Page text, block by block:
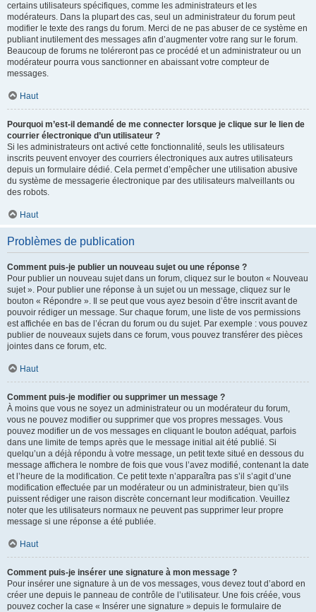
certains utilisateurs spécifiques, comme les administrateurs et les
modérateurs. Dans la plupart des cas, seul un administrateur du forum peut
modifier le texte des rangs du forum. Merci de ne pas abuser de ce système en
publiant inutilement des messages afin d’augmenter votre rang sur le forum.
Beaucoup de forums ne toléreront pas ce procédé et un administrateur ou un
modérateur pourra vous sanctionner en abaissant votre compteur de
messages.
Haut
Pourquoi m’est-il demandé de me connecter lorsque je clique sur le lien de
courrier électronique d’un utilisateur ?
Si les administrateurs ont activé cette fonctionnalité, seuls les utilisateurs
inscrits peuvent envoyer des courriers électroniques aux autres utilisateurs
depuis un formulaire dédié. Cela permet d’empêcher une utilisation abusive
du système de messagerie électronique par des utilisateurs malveillants ou
des robots.
Haut
Problèmes de publication
Comment puis-je publier un nouveau sujet ou une réponse ?
Pour publier un nouveau sujet dans un forum, cliquez sur le bouton « Nouveau
sujet ». Pour publier une réponse à un sujet ou un message, cliquez sur le
bouton « Répondre ». Il se peut que vous ayez besoin d’être inscrit avant de
pouvoir rédiger un message. Sur chaque forum, une liste de vos permissions
est affichée en bas de l’écran du forum ou du sujet. Par exemple : vous pouvez
publier de nouveaux sujets dans ce forum, vous pouvez transférer des pièces
jointes dans ce forum, etc.
Haut
Comment puis-je modifier ou supprimer un message ?
À moins que vous ne soyez un administrateur ou un modérateur du forum,
vous ne pouvez modifier ou supprimer que vos propres messages. Vous
pouvez modifier un de vos messages en cliquant le bouton adéquat, parfois
dans une limite de temps après que le message initial ait été publié. Si
quelqu’un a déjà répondu à votre message, un petit texte situé en dessous du
message affichera le nombre de fois que vous l’avez modifié, contenant la date
et l’heure de la modification. Ce petit texte n’apparaîtra pas s’il s’agit d’une
modification effectuée par un modérateur ou un administrateur, bien qu’ils
puissent rédiger une raison discrète concernant leur modification. Veuillez
noter que les utilisateurs normaux ne peuvent pas supprimer leur propre
message si une réponse a été publiée.
Haut
Comment puis-je insérer une signature à mon message ?
Pour insérer une signature à un de vos messages, vous devez tout d’abord en
créer une depuis le panneau de contrôle de l’utilisateur. Une fois créée, vous
pouvez cocher la case « Insérer une signature » depuis le formulaire de